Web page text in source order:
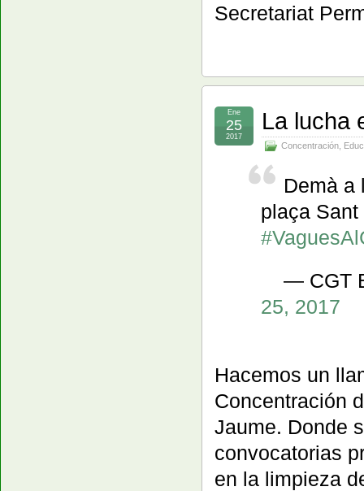
Secretariat
La lucha
Concentración
Ene
25
2017
Demà
plaça
— CGT
25, 2017
Hacemos un
Concentración
Jaume. Donde
convocatorias
en la limpieza